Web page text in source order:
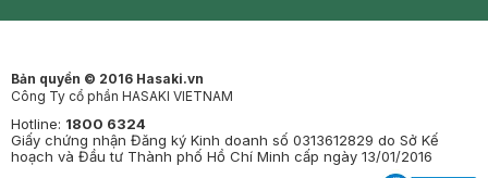
Bản quyền © 2016 Hasaki.vn
Công Ty cổ phần HASAKI VIETNAM
Hotline: 1800 6324
Giấy chứng nhận Đăng ký Kinh doanh số 0313612829 do Sở Kế
hoạch và Đầu tư Thành phố Hồ Chí Minh cấp ngày 13/01/2016